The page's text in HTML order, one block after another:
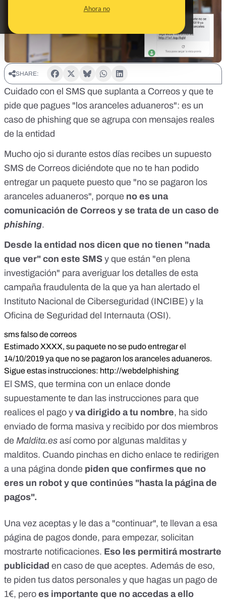
Ahora no
SHARE:
Cuidado con el SMS que suplanta a Correos y que te
pide que pagues "los aranceles aduaneros": es un
caso de phishing que se agrupa con mensajes reales
de la entidad
Mucho ojo si durante estos días recibes un supuesto
SMS de Correos diciéndote que no te han podido
entregar un paquete puesto que "no se pagaron los
aranceles aduaneros", porque no es una
comunicación de Correos y se trata de un caso de
phishing.
Desde la entidad nos dicen que no tienen "nada
que ver" con este SMS y que están "en plena
investigación" para averiguar los detalles de esta
campaña fraudulenta de la que ya han alertado el
Instituto Nacional de Ciberseguridad (INCIBE) y la
Oficina de Seguridad del Internauta (OSI).
sms falso de correos
Estimado XXXX, su paquete no se pudo entregar el
14/10/2019 ya que no se pagaron los aranceles aduaneros.
Sigue estas instrucciones: http://webdelphishing
El SMS, que termina con un enlace donde
supuestamente te dan las instrucciones para que
realices el pago y va dirigido a tu nombre, ha sido
enviado de forma masiva y recibido por dos miembros
de Maldita.es así como por algunas malditas y
malditos. Cuando pinchas en dicho enlace te redirigen
a una página donde piden que confirmes que no
eres un robot y que continúes "hasta la página de
pagos".
Una vez aceptas y le das a "continuar", te llevan a esa
página de pagos donde, para empezar, solicitan
mostrarte notificaciones. Eso les permitirá mostrarte
publicidad en caso de que aceptes. Además de eso,
te piden tus datos personales y que hagas un pago de
1€, pero es importante que no accedas a ello